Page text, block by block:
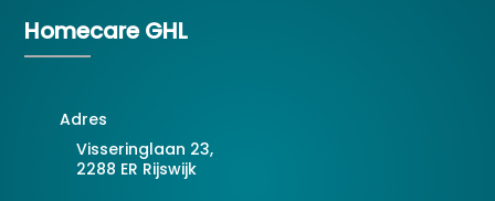
Homecare GHL
Adres
Visseringlaan 23,
2288 ER Rijswijk